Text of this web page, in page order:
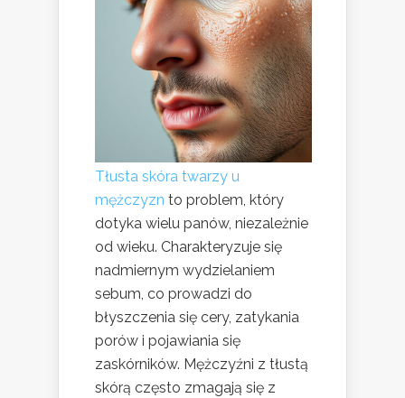
Tłusta skóra twarzy u
mężczyzn to problem, który
dotyka wielu panów, niezależnie
od wieku. Charakteryzuje się
nadmiernym wydzielaniem
sebum, co prowadzi do
błyszczenia się cery, zatykania
porów i pojawiania się
zaskórników. Mężczyźni z tłustą
skórą często zmagają się z